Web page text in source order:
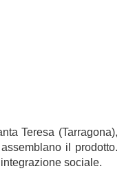
Teresa (Tarragona),
il prodotto.
sociale.